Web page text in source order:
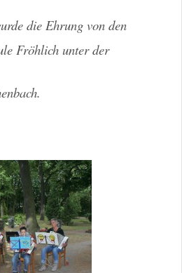
die Ehrung von den
Fröhlich unter der